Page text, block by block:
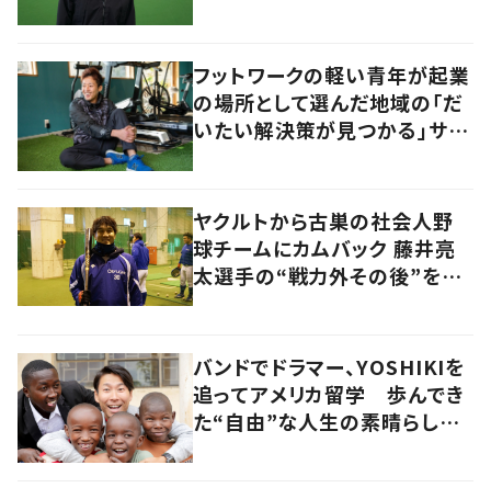
フットワークの軽い青年が起業
の場所として選んだ地域の「だ
いたい解決策が見つかる」サイ
ヤクルトから古巣の社会人野
球チームにカムバック 藤井亮
太選手の“戦力外その後”を追
バンドでドラマー、YOSHIKIを
追ってアメリカ留学 歩んでき
た“自由”な人生の素晴らしさ